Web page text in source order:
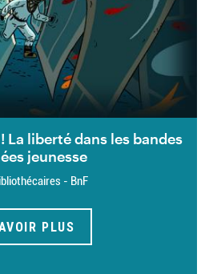
La liberté dans les bandes
jeunesse
- BnF
PLUS